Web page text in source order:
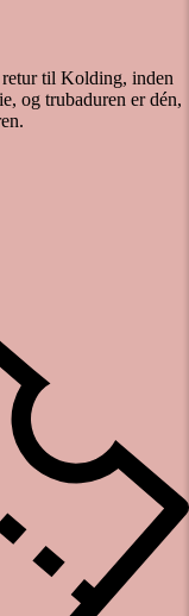
til Kolding, inden
og trubaduren er dén,